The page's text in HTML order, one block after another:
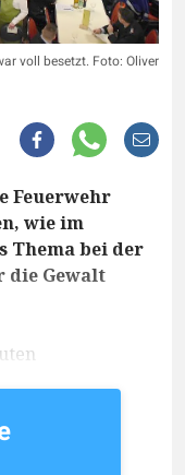
voll besetzt. Foto: Oliver
Feuerwehr
wie im
Thema bei der
die Gewalt